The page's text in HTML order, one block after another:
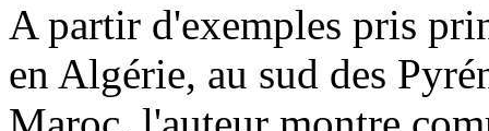
A partir d'exemples pris
en Algérie, au sud des